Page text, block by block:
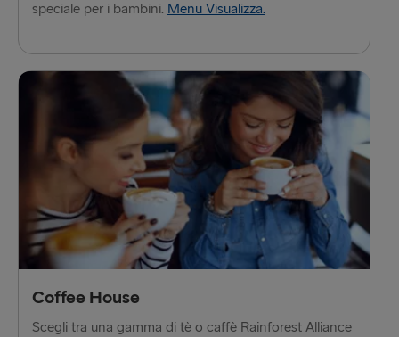
speciale per i bambini. Menu Visualizza.
Coffee House
Scegli tra una gamma di tè o caffè Rainforest Alliance